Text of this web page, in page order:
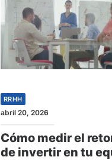
RRHH
abril 20, 2026
Cómo medir el
de invertir en tu